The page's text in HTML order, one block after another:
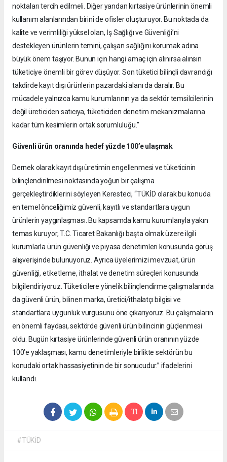
noktaları tercih edilmeli. Diğer yandan kırtasiye ürünlerinin önemli
kullanım alanlarından birini de ofisler oluşturuyor. Bu noktada da
kalite ve verimliliği yüksel olan, İş Sağlığı ve Güvenliği’ni
destekleyen ürünlerin temini, çalışan sağlığını korumak adına
büyük önem taşıyor. Bunun için hangi amaç için alınırsa alınsın
tüketiciye önemli bir görev düşüyor. Son tüketici bilinçli davrandığı
takdirde kayıt dışı ürünlerin pazardaki alanı da daralır. Bu
mücadele yalnızca kamu kurumlarının ya da sektör temsilcilerinin
değil üreticiden satıcıya, tüketiciden denetim mekanizmalarına
kadar tüm kesimlerin ortak sorumluluğu.”
Güvenli ürün oranında hedef yüzde 100’e ulaşmak
Dernek olarak kayıt dışı üretimin engellenmesi ve tüketicinin
bilinçlendirilmesi noktasında yoğun bir çalışma
gerçekleştirdiklerini söyleyen Keresteci, “TÜKİD olarak bu konuda
en temel önceliğimiz güvenli, kayıtlı ve standartlara uygun
ürünlerin yaygınlaşması. Bu kapsamda kamu kurumlarıyla yakın
temas kuruyor, T.C. Ticaret Bakanlığı başta olmak üzere ilgili
kurumlarla ürün güvenliği ve piyasa denetimleri konusunda görüş
alışverişinde bulunuyoruz. Ayrıca üyelerimizi mevzuat, ürün
güvenliği, etiketleme, ithalat ve denetim süreçleri konusunda
bilgilendiriyoruz. Tüketicilere yönelik bilinçlendirme çalışmalarında
da güvenli ürün, bilinen marka, üretici/ithalatçı bilgisi ve
standartlara uygunluk vurgusunu öne çıkarıyoruz. Bu çalışmaların
en önemli faydası, sektörde güvenli ürün bilincinin güçlenmesi
oldu. Bugün kırtasiye ürünlerinde güvenli ürün oranının yüzde
100’e yaklaşması, kamu denetimleriyle birlikte sektörün bu
konudaki ortak hassasiyetinin de bir sonucudur.” ifadelerini
kullandı.
#TÜKİD